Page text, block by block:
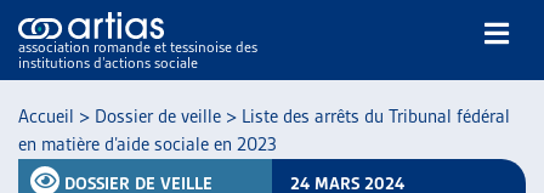
association romande et tessinoise des
institutions d’actions sociale
Accueil > Dossier de veille > Liste des arrêts du Tribunal fédéral
en matière d’aide sociale en 2023
DOSSIER DE VEILLE 24 MARS 2024